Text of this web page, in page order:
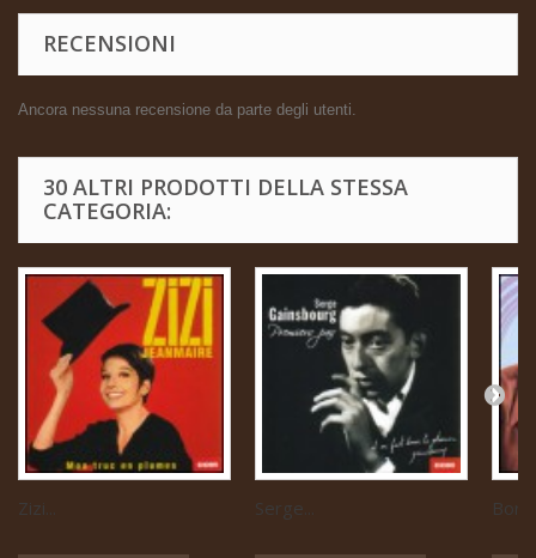
RECENSIONI
Ancora nessuna recensione da parte degli utenti.
30 ALTRI PRODOTTI DELLA STESSA
CATEGORIA:
Zizi... Serge...